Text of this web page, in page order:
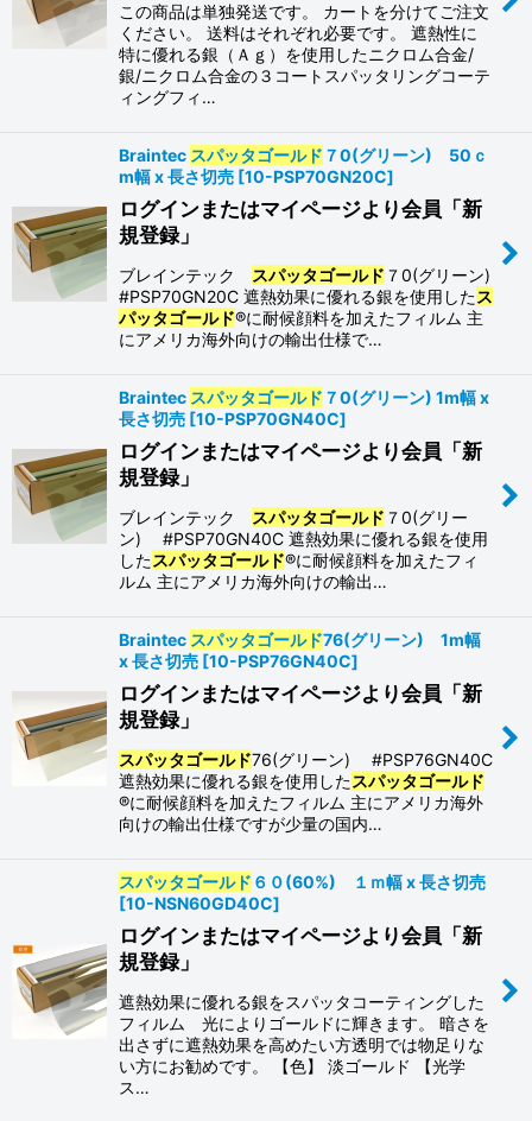
この商品は単独発送です。 カートを分けてご注文
ください。 送料はそれぞれ必要です。 遮熱性に
特に優れる銀（Ａｇ）を使用したニクロム合金/
銀/ニクロム合金の３コートスパッタリングコーテ
ィングフィ…
Braintec スパッタゴールド ７0(グリーン) 50ｃ
m幅 x 長さ切売 [10-PSP70GN20C]
ログインまたはマイページより会員「新
規登録」
ブレインテック スパッタゴールド ７0(グリーン)
#PSP70GN20C 遮熱効果に優れる銀を使用したス
パッタゴールド®に耐候顔料を加えたフィルム 主
にアメリカ海外向けの輸出仕様で…
Braintec スパッタゴールド ７0(グリーン) 1m幅 x
長さ切売 [10-PSP70GN40C]
ログインまたはマイページより会員「新
規登録」
ブレインテック スパッタゴールド ７0(グリー
ン) #PSP70GN40C 遮熱効果に優れる銀を使用
したスパッタゴールド®に耐候顔料を加えたフィ
ルム 主にアメリカ海外向けの輸出…
Braintec スパッタゴールド76(グリーン) 1m幅
x 長さ切売 [10-PSP76GN40C]
ログインまたはマイページより会員「新
規登録」
スパッタゴールド76(グリーン) #PSP76GN40C
遮熱効果に優れる銀を使用したスパッタゴールド
®に耐候顔料を加えたフィルム 主にアメリカ海外
向けの輸出仕様ですが少量の国内…
スパッタゴールド ６０(60%) １ｍ幅 x 長さ切売
[10-NSN60GD40C]
ログインまたはマイページより会員「新
規登録」
遮熱効果に優れる銀をスパッタコーティングした
フィルム 光によりゴールドに輝きます。 暗さを
出さずに遮熱効果を高めたい方透明では物足りな
い方にお勧めです。 【色】 淡ゴールド 【光学
ス…